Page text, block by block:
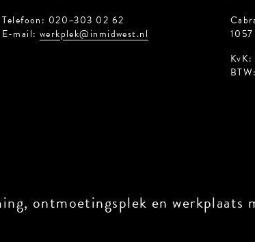
Telefoon: 020–303 02 62
E-mail:werkplek@inmidwest.nl
KvK:
ontmoetingsplek en werkplaats